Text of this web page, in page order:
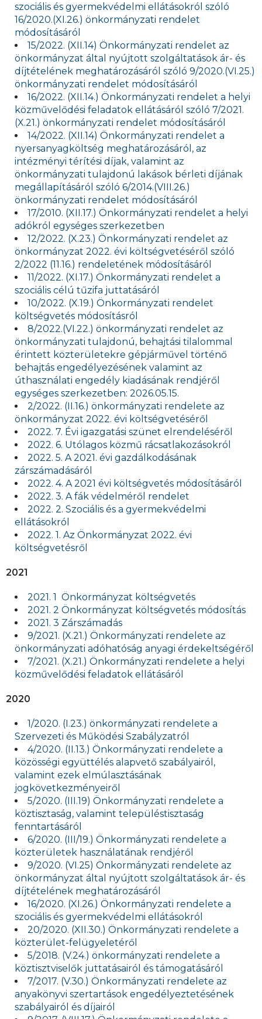
szociális és gyermekvédelmi ellátásokról szóló
16/2020.(XI.26.) önkormányzati rendelet
módosításáról
15/2022. (XII.14) Önkormányzati rendelet az
önkormányzat által nyújtott szolgáltatások ár- és
díjtételének meghatározásáról szóló 9/2020.(VI.25.)
önkormányzati rendelet módosításáról
16/2022. (XII.14.) Önkormányzati rendelet a helyi
közművelődési feladatok ellátásáról szóló 7/2021.
(X.21.) önkormányzati rendelet módosításáról
14/2022. (XII.14) Önkormányzati rendelet a
nyersanyagköltség meghatározásáról, az
intézményi térítési díjak, valamint az
önkormányzati tulajdonú lakások bérleti díjának
megállapításáról szóló 6/2014.(VIII.26.)
önkormányzati rendelet módosításáról
17/2010. (XII.17.) Önkormányzati rendelet a helyi
adókról egységes szerkezetben
12/2022. (X.23.) Önkormányzati rendelet az
önkormányzat 2022. évi költségvetéséről szóló
2/2022 (11.16.) rendeletének módosításáról
11/2022. (XI.17.) Önkormányzati rendelet a
szociális célú tűzifa juttatásáról
10/2022. (X.19.) Önkormányzati rendelet
költségvetés módosításról
8/2022.(VI.22.) önkormányzati rendelet az
önkormányzati tulajdonú, behajtási tilalommal
érintett közterületekre gépjárművel történő
behajtás engedélyezésének valamint az
úthasználati engedély kiadásának rendjéről
egységes szerkezetben: 2026.05.15.
2/2022. (II.16.) önkormányzati rendelete az
önkormányzat 2022. évi költségvetéséről
2022. 7. Évi igazgatási szünet elrendeléséről
2022. 6. Utólagos közmű rácsatlakozásokról
2022. 5. A 2021. évi gazdálkodásának
zárszámadásáról
2022. 4. A 2021 évi költségvetés módosításáról
2022. 3. A fák védelméről rendelet
2022. 2. Szociális és a gyermekvédelmi
ellátásokról
2022. 1. Az Önkormányzat 2022. évi
költségvetésről
2021
2021. 1 Önkormányzat költségvetés
2021. 2 Önkormányzat költségvetés módosítás
2021. 3 Zárszámadás
9/2021. (X.21.) Önkormányzati rendelete az
önkormányzati adóhatóság anyagi érdekeltségéről
7/2021. (X.21.) Önkormányzati rendelete a helyi
közművelődési feladatok ellátásáról
2020
1/2020. (I.23.) önkormányzati rendelete a
Szervezeti és Működési Szabályzatról
4/2020. (II.13.) Önkormányzati rendelete a
közösségi együttélés alapvető szabályairól,
valamint ezek elmúlasztásának
jogkövetkezményeiről
5/2020. (III.19) Önkormányzati rendelete a
köztisztaság, valamint településtisztaság
fenntartásáról
6/2020. (III/19.) Önkormányzati rendelete a
közterületek használatának rendjéről
9/2020. (VI.25) Önkormányzati rendelete az
önkormányzat által nyújtott szolgáltatások ár- és
díjtételének meghatározásáról
16/2020. (XI.26.) Önkormányzati rendelete a
szociális és gyermekvédelmi ellátásokról
20/2020. (XII.30.) Önkormányzati rendelete a
közterület-felügyeletéről
5/2018. (V.24.) önkormányzati rendelete a
köztisztviselők juttatásairól és támogatásáról
7/2017. (V.30.) Önkormányzati rendelete az
anyakönyvi szertartások engedélyeztetésének
szabályairól és díjairól